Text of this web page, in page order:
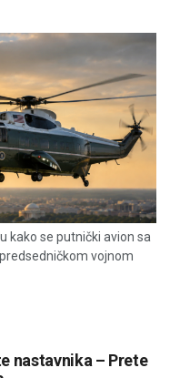
kako se putnički avion sa
vojnom
nastavnika – Prete